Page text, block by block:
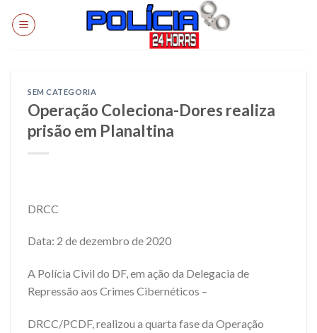
SEM CATEGORIA
Operação Coleciona-Dores realiza
prisão em Planaltina
DRCC
Data: 2 de dezembro de 2020
A Polícia Civil do DF, em ação da Delegacia de
Repressão aos Crimes Cibernéticos –
DRCC/PCDF, realizou a quarta fase da Operação